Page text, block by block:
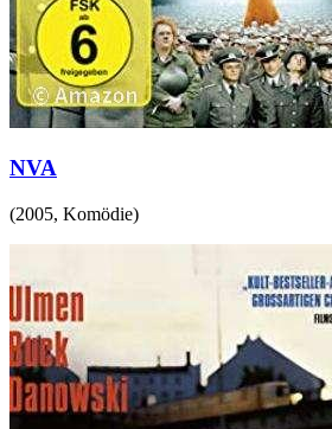
NVA
(2005, Komödie)